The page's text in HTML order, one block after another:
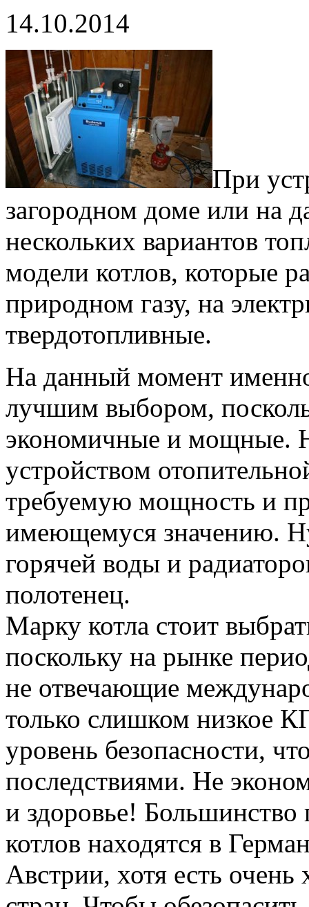
14.10.2014
При
загородном доме или на
нескольких вариантов
модели котлов, которые
природном газу, на
твердотопливные.
На данный момент
лучшим выбором,
экономичные и мощные.
устройством
требуемую мощность и
имеющемуся значению.
горячей воды и
полотенец.
Марку котла стоит
поскольку на рынке
не отвечающие
только слишком низкое
уровень безопасности,
последствиями. Не
и здоровье!
котлов находятся в
Австрии, хотя есть